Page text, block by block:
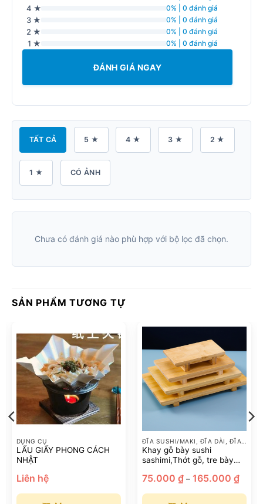
4 ★ 0% | 0 đánh giá
3 ★ 0% | 0 đánh giá
2 ★ 0% | 0 đánh giá
1 ★ 0% | 0 đánh giá
ĐÁNH GIÁ NGAY
TẤT CẢ 5 ★ 4 ★ 3 ★ 2 ★
1 ★ CÓ ẢNH
Chưa có đánh giá nào phù hợp với bộ lọc đã chọn.
SẢN PHẨM TƯƠNG TỰ
DỤNG CỤ
LẨU GIẤY PHONG CÁCH
NHẬT
Liên hệ
ĐĨA SUSHI/MAKI, ĐĨA DÀI, ĐĨA TRÒN
Khay gỗ bày sushi
sashimi,Thớt gỗ, tre bày
75.000 ₫ – 165.000 ₫giá: